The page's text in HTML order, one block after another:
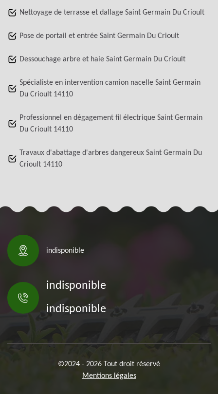
Nettoyage de terrasse et dallage Saint Germain Du Crioult
Pose de portail et entrée Saint Germain Du Crioult
Dessouchage arbre et haie Saint Germain Du Crioult
Spécialiste en intervention camion nacelle Saint Germain
Du Crioult 14110
Professionnel en dégagement fil électrique Saint Germain
Du Crioult 14110
Travaux d'abattage d'arbres dangereux Saint Germain Du
Crioult 14110
indisponible
indisponible
indisponible
©2024 - 2026 Tout droit réservé
Mentions légales